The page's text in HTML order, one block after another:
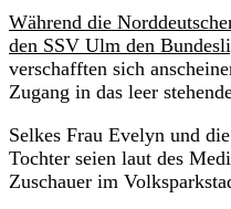
Während die
den SSV Ulm den
verschafften sich
Zugang in das leer
Selkes Frau Evelyn und
Tochter seien laut des
Zuschauer im